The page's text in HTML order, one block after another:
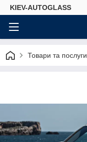
KIEV-AUTOGLASS
Товари та послуги